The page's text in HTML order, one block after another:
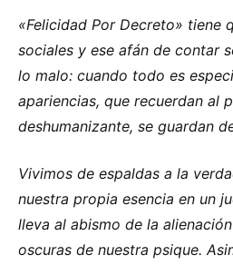
«Felicidad Por Decreto» tiene
sociales y ese afán de contar
lo malo: cuando todo es
apariencias, que recuerdan al
deshumanizante, se guardan
Vivimos de espaldas a la
nuestra propia esencia en un
lleva al abismo de la
oscuras de nuestra psique.